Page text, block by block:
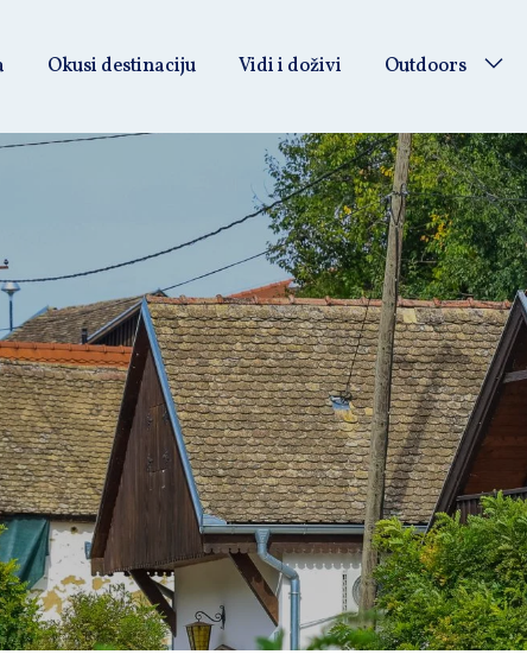
Okusi destinaciju Vidi i doživi Outdoors